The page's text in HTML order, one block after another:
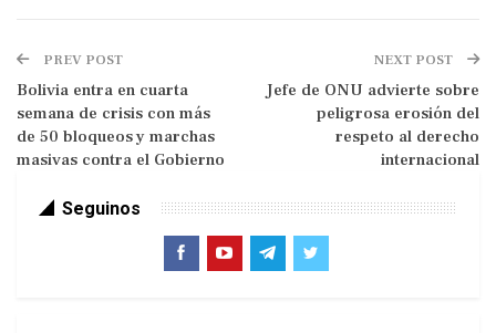
Tasnim agregó que, como muchos de los
reportes por parte de medios de Arabia Saudí
sobre los detalles de las conversaciones de paz
operaciones psicológicas de Estados Unidos.
De acuerdo con Tasnim, «en el texto del
PREV POST
Bolivia entra en cuarta
semana de crisis con más
de 50 bloqueos y marchas
masivas contra el Gobierno
NEXT POST
Jefe de ONU advierte sobre
peligrosa erosión del
respeto al derecho
internacional
Seguinos